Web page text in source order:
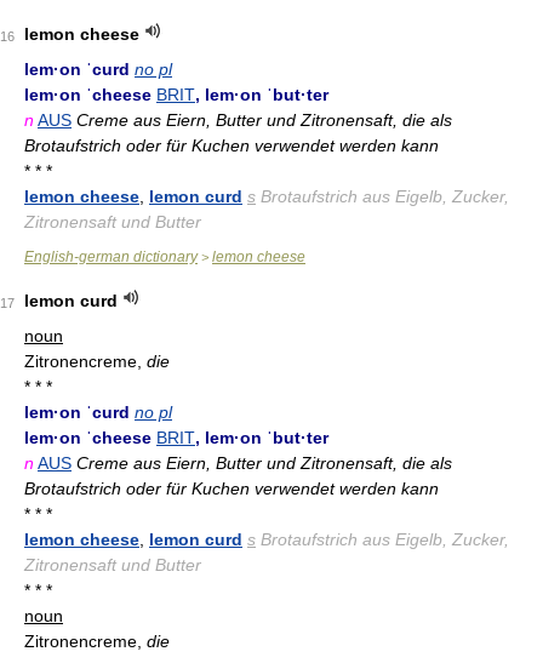
16
lemon cheese
lem·on ˈcurd no pl
lem·on ˈcheese BRIT, lem·on ˈbut·ter
nAUS Creme aus Eiern, Butter und Zitronensaft, die als
Brotaufstrich oder für Kuchen verwendet werden kann
* * *
lemon cheese lemon curd s Brotaufstrich aus Eigelb, Zucker,
Zitronensaft und Butter
English-german dictionary> lemon cheese
17
lemon curd
noun
Zitronencreme, die
* * *
lem·on ˈcurd no pl
lem·on ˈcheese BRIT, lem·on ˈbut·ter
nAUS Creme aus Eiern, Butter und Zitronensaft, die als
Brotaufstrich oder für Kuchen verwendet werden kann
* * *
lemon cheese lemon curd s Brotaufstrich aus Eigelb, Zucker,
Zitronensaft und Butter
* * *
noun
Zitronencreme, die